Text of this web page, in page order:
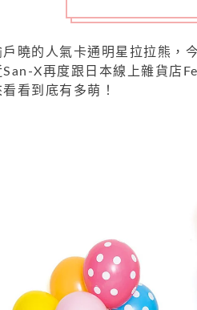
戶曉的人氣卡通明星拉拉熊，
San-X再度跟日本線上雜貨店
看到底有多萌！